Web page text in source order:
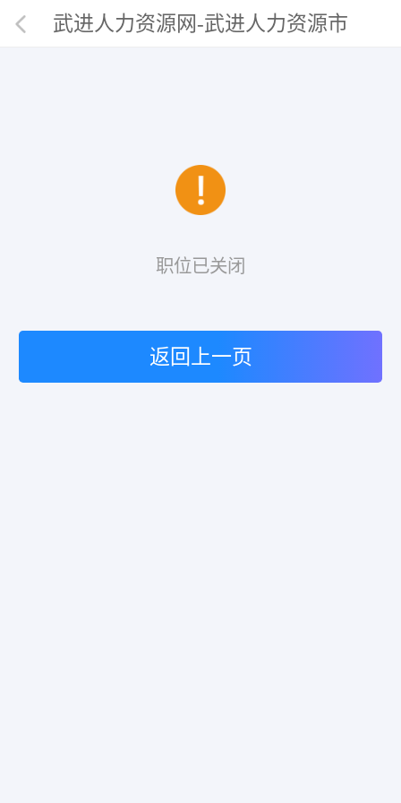
武进人力资源网-武进人力资源市
职位已关闭
返回上一页